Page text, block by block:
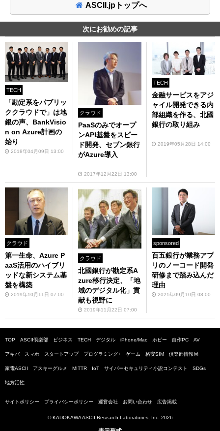
ASCII.jpトップへ
次にお勧めの記事
TECH
「勘定系をパブリッ
ククラウドで」は地
銀の声、BankVisio
n on Azure計画の
始り
2018年04月09日 13:00
クラウド
PaaSのみでオープ
ンAPI基盤をスピー
ド開発、セブン銀行
がAzure導入
2017年12月22日 13:00
TECH
金融サービスをアジ
ャイル開発できる内
部組織を作る、北國
銀行の取り組み
2019年05月28日 14:00
クラウド
第一生命、Azure P
aaS活用のハイブリ
ッドな新システム基
盤を構築
2019年10月11日 07:00
クラウド
北國銀行が勘定系A
zure移行決定、「地
域のデジタル化」貢
献も視野に
2019年11月22日 07:00
sponsored
百五銀行が業務アプ
リのノーコード開発
研修まで踏み込んだ
理由
2021年09月10日 08:00
TOP ASCII倶楽部 ビジネス TECH デジタル iPhone/Mac ホビー 自作PC AV
アキバ スマホ スタートアップ プログラミング+ ゲーム 格安SIM 倶楽部情報局
家電ASCII アスキーグルメ MITTR IoT サイバーセキュリティ小説コンテスト SDGs
地方活性
サイトポリシー プライバシーポリシー 運営会社 お問い合わせ 広告掲載
© KADOKAWA ASCII Research Laboratories, Inc. 2026